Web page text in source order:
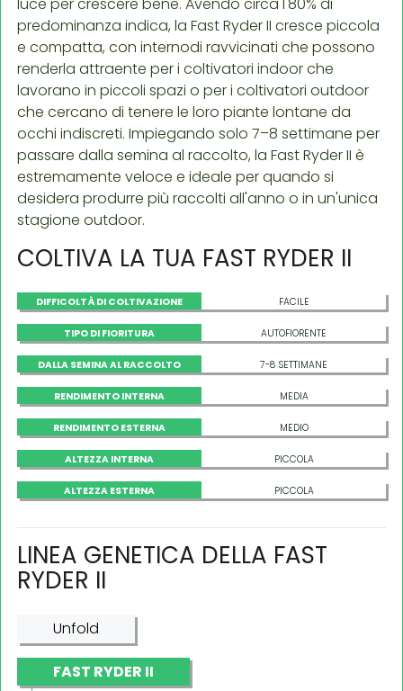
predominanza indica, la Fast Ryder II cresce piccola
e compatta, con internodi ravvicinati che possono
renderla attraente per i coltivatori indoor che
lavorano in piccoli spazi o per i coltivatori outdoor
che cercano di tenere le loro piante lontane da
occhi indiscreti. Impiegando solo 7–8 settimane per
passare dalla semina al raccolto, la Fast Ryder II è
estremamente veloce e ideale per quando si
desidera produrre più raccolti all'anno o in un'unica
stagione outdoor.
COLTIVA LA TUA FAST RYDER II
DIFFICOLTÀ DI COLTIVAZIONE FACILE
TIPO DI FIORITURA AUTOFIORENTE
DALLA SEMINA AL RACCOLTO 7-8 SETTIMANE
RENDIMENTO INTERNA MEDIA
RENDIMENTO ESTERNA MEDIO
ALTEZZA INTERNA PICCOLA
ALTEZZA ESTERNA PICCOLA
LINEA GENETICA DELLA FAST
RYDER II
Unfold
FAST RYDER II